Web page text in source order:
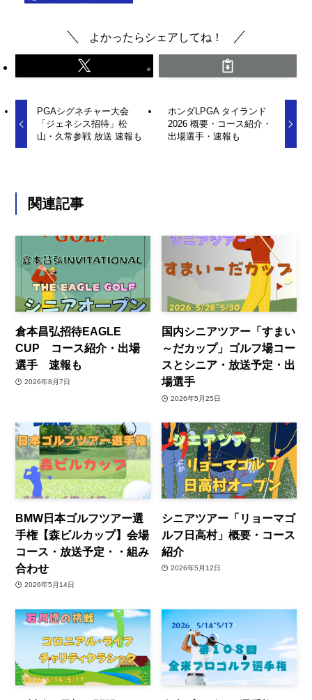
よかったらシェアしてね！
PGAシグネチャー大会
「ジェネシス招待」松
山・久常参戦 放送 速報も
ホンダLPGA タイランド
2026 概要・コース紹介・
出場選手・速報も
関連記事
倉本昌弘招待EAGLE
CUP コース紹介・出場
選手 速報も
2026年8月7日
国内シニアツアー「すまい
～だカップ」ゴルフ場コー
スとシニア・放送予定・出
場選手
2026年5月25日
BMW日本ゴルフツアー選
手権【森ビルカップ】会場
コース・放送予定・・組み
合わせ
2026年5月14日
シニアツアー「リョーマゴ
ルフ日高村」概要・コース
紹介
2026年5月12日